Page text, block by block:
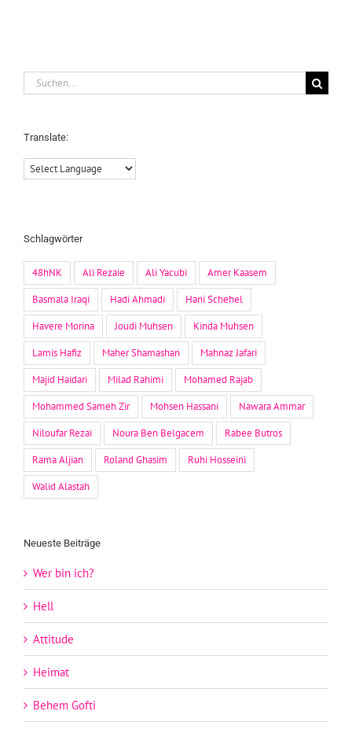
Suche
nach:
Translate:
Schlagwörter
48hNK Ali Rezaie Ali Yacubi
Amer Kaasem
Basmala Iraqi
Hadi Ahmadi
Hani Schehel
Havere Morina
Joudi Muhsen
Kinda Muhsen
Lamis Hafiz
Maher Shamashan
Mahnaz Jafari
Majid Haidari
Milad Rahimi
Mohamed Rajab
Mohammed Sameh Zir
Mohsen Hassani
Nawara Ammar
Niloufar Rezai
Noura Ben Belgacem
Rabee Butros
Rama Aljian
Roland Ghasim
Ruhi Hosseini
Walid Alastah
Neueste Beiträge
Wer bin ich?
Hell
Attitude
Heimat
Behem Gofti